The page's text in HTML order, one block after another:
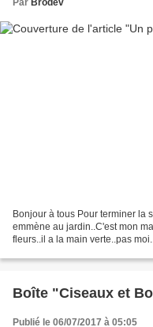
Par Brodev
Bonjour à tous Pour terminer la
emmène au jardin..C'est mon
fleurs..il a la main verte..pas
Boîte "Ciseaux et
Publié le 06/07/2017 à 05:05